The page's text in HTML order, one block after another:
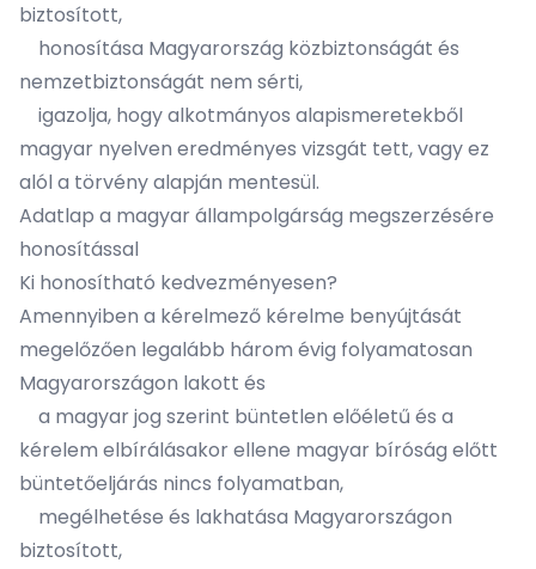
biztosított,
honosítása Magyarország közbiztonságát és
nemzetbiztonságát nem sérti,
igazolja, hogy alkotmányos alapismeretekből
magyar nyelven eredményes vizsgát tett, vagy ez
alól a törvény alapján mentesül.
Adatlap a magyar állampolgárság megszerzésére
honosítással
Ki honosítható kedvezményesen?
Amennyiben a kérelmező kérelme benyújtását
megelőzően legalább három évig folyamatosan
Magyarországon lakott és
a magyar jog szerint büntetlen előéletű és a
kérelem elbírálásakor ellene magyar bíróság előtt
büntetőeljárás nincs folyamatban,
megélhetése és lakhatása Magyarországon
biztosított,